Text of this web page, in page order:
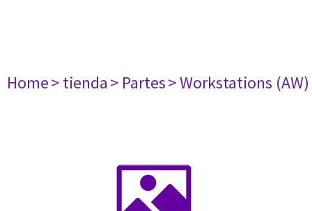
Home> tienda> Partes> Workstations (AW)